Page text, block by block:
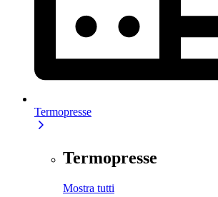
Termopresse
Termopresse
Mostra tutti